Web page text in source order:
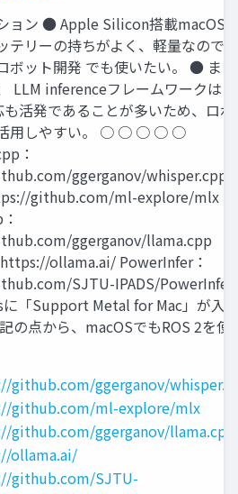
ョン ● Apple Silicon搭載macOS
テリーの持ちがよく、軽量なので屋
ボット開発 でも使いたい。 ● ま
LLM inferenceフレームワークは
活発であることが多いため、ロ
活用しやすい。 ○ ○ ○ ○ ○
：
ggerganov/whisper.cpp
github.com/ml-explore/mlx
ggerganov/llama.cpp
ollama.ai/ PowerInfer：
SJTU-IPADS/PowerInfer
「Support Metal for Mac」が入
の点から、macOSでもROS 2を使
github.com/ggerganov/
github.com/ml-explore/mlx
github.com/ggerganov/llama.cpp
ollama.ai/
github.com/SJTU-